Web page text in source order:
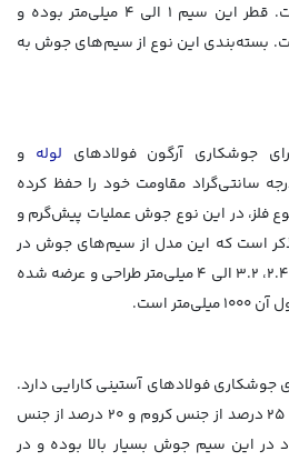
کاربری‌های حرارتی اشاره داشت. قطر این سیم 1 الی 4 میلی‌متر بوده و
10 کیلوگرم است. بسته‌بندی این نوع از سیم‌های جوش به
جوشکاری آرگون فولادهای لوله و
که تا دمای 550 درجه سانتی‌گراد مقاومت خود را حفظ کرده
فلز، در این نوع جوش عملیات پیش‌گرم و
است که این مدل از سیم‌های جوش در
قطرهای گوناگون 1، 1.2، 1.6، 2، 2.4، 3.2 الی 4 میلی‌متر طراحی و عرضه شده
فولادهای آستینی کارایی دارد.
مقاومت به گرمای این محصول 25 درصد از جنس کروم و 20 درصد از جنس
در این سیم جوش بسیار بالا بوده و در